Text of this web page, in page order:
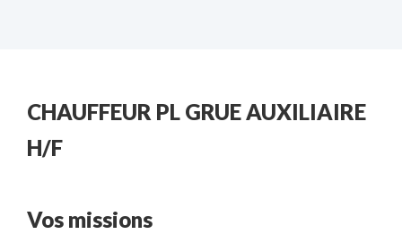
CHAUFFEUR PL GRUE AUXILIAIRE
H/F
Vos missions